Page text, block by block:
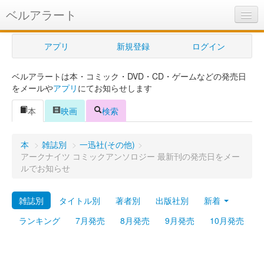
ベルアラート
ベルアラートとは
ヘルプ
新規登録
ログイン
購入管理
プレミアム
アプリ 新規登録 ログイン
ベルアラートは本・コミック・DVD・CD・ゲームなどの発売日
をメールやアプリ にてお知らせします
本
映画 検索
本 > 雑誌別 > 一迅社(その他) >
アークナイツ コミックアンソロジー 最新刊の発売日をメー
ルでお知らせ
雑誌別 タイトル別 著者別 出版社別
新着
ランキング
7月発売 8月発売 9月発売 10月発売